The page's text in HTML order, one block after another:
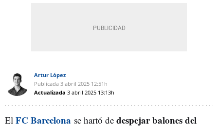
Artur López
Publicada 3 abril 2025 12:51h
Actualizada 3 abril 2025 13:13h
El FC Barcelona se hartó de despejar balones del